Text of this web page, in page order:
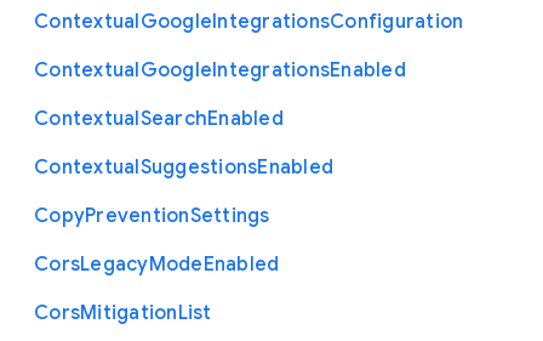
ContextualGoogleIntegrationsConfiguration
ContextualGoogleIntegrationsEnabled
ContextualSearchEnabled
ContextualSuggestionsEnabled
CopyPreventionSettings
CorsLegacyModeEnabled
CorsMitigationList